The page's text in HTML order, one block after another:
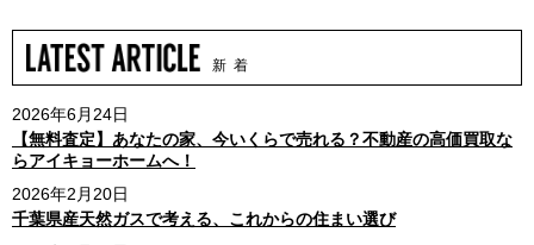
新 着
2026年6月24日
【無料査定】あなたの家、今いくらで売れる？不動産の高価買取な
らアイキョーホームへ！
2026年2月20日
千葉県産天然ガスで考える、これからの住まい選び